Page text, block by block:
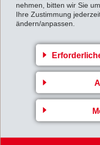
nehmen, bitten wir Sie
Ihre Zustimmung
ändern/anpassen.
EFTEC AG
Hofstrasse 31
8590 Romanshorn
Switzerland